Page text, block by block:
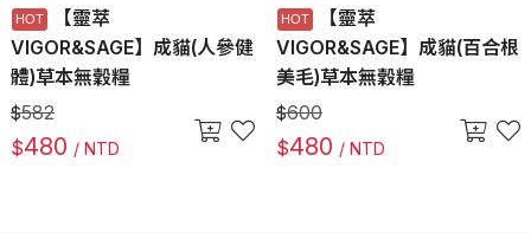
【靈萃
VIGOR&SAGE】成貓(人參健
體)草本無穀糧
$582
$480 / NTD
【靈萃
VIGOR&SAGE】成貓(百合根
美毛)草本無穀糧
$600
$480 / NTD